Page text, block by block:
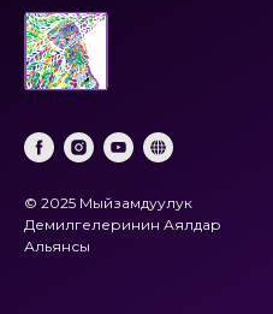
© 2025 Мыйзамдуулук
Демилгелеринин Аялдар
Альянсы